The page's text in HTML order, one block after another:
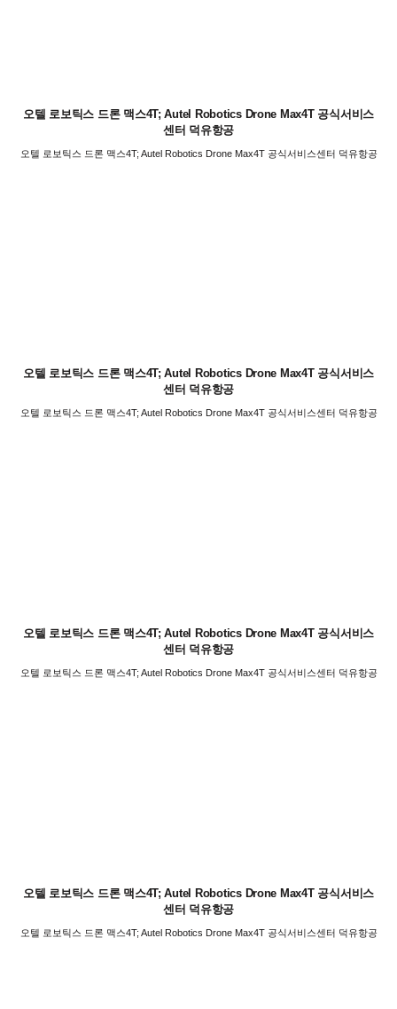
오텔 로보틱스 드론 맥스4T; Autel Robotics Drone Max4T 공식서비스
센터 덕유항공
오텔 로보틱스 드론 맥스4T; Autel Robotics Drone Max4T 공식서비스센터 덕유항공
오텔 로보틱스 드론 맥스4T; Autel Robotics Drone Max4T 공식서비스
센터 덕유항공
오텔 로보틱스 드론 맥스4T; Autel Robotics Drone Max4T 공식서비스센터 덕유항공
오텔 로보틱스 드론 맥스4T; Autel Robotics Drone Max4T 공식서비스
센터 덕유항공
오텔 로보틱스 드론 맥스4T; Autel Robotics Drone Max4T 공식서비스센터 덕유항공
오텔 로보틱스 드론 맥스4T; Autel Robotics Drone Max4T 공식서비스
센터 덕유항공
오텔 로보틱스 드론 맥스4T; Autel Robotics Drone Max4T 공식서비스센터 덕유항공